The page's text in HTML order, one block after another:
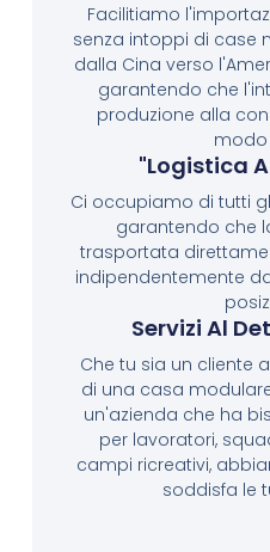
Facilitiamo
senza intoppi di case
dalla Cina verso
garantendo che
produzione alla
modo
"Logistica
Ci occupiamo di tutti
garantendo che
trasportata
indipendentemente
Servizi Al
Che tu sia un cliente
di una casa
un'azienda che ha
per lavoratori,
campi ricreativi,
soddisfa le